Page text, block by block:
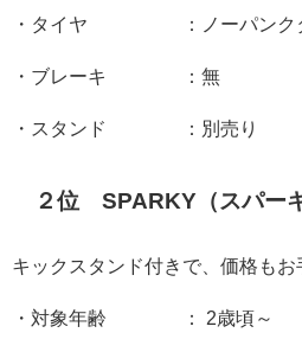
・タイヤ ：ノーパンク
・ブレーキ ：無
・スタンド ：別売り
２位 SPARKY（スパー
キックスタンド付きで、価格もお
・対象年齢 ： 2歳頃～